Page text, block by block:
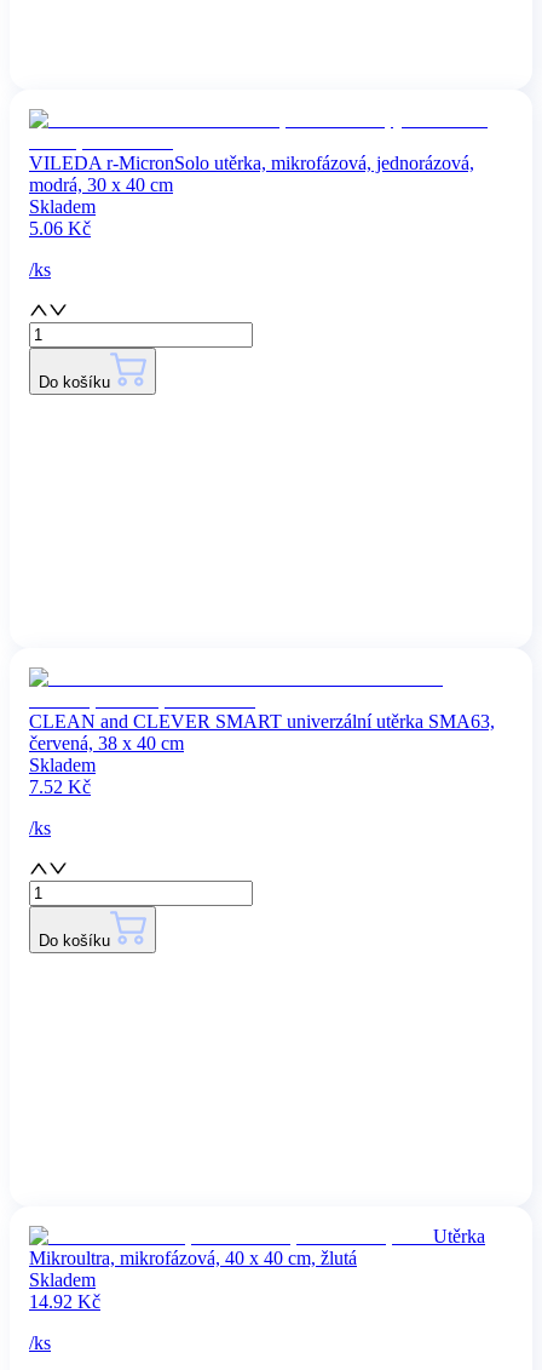
VILEDA r-MicronSolo utěrka, mikrofázová, jednorázová,
modrá, 30 x 40 cm
Skladem
5.06 Kč
/ks
Do košíku
CLEAN and CLEVER SMART univerzální utěrka SMA63,
červená, 38 x 40 cm
Skladem
7.52 Kč
/ks
Do košíku
Utěrka
Mikroultra, mikrofázová, 40 x 40 cm, žlutá
Skladem
14.92 Kč
/ks